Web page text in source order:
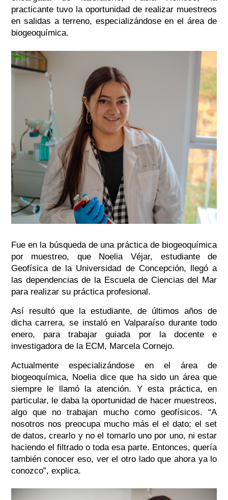
practicante tuvo la oportunidad de realizar muestreos
en salidas a terreno, especializándose en el área de
biogeoquímica.
Fue en la búsqueda de una práctica de biogeoquímica
por muestreo, que Noelia Véjar, estudiante de
Geofísica de la Universidad de Concepción, llegó a
las dependencias de la Escuela de Ciencias del Mar
para realizar su práctica profesional.
Así resultó que la estudiante, de últimos años de
dicha carrera, se instaló en Valparaíso durante todo
enero, para trabajar guiada por la docente e
investigadora de la ECM, Marcela Cornejo.
Actualmente especializándose en el área de
biogeoquímica, Noelia dice que ha sido un área que
siempre le llamó la atención. Y esta práctica, en
particular, le daba la oportunidad de hacer muestreos,
algo que no trabajan mucho como geofísicos.“A
nosotros nos preocupa mucho más el el dato; el set
de datos, crearlo y no el tomarlo uno por uno, ni estar
haciendo el filtrado o toda esa parte. Entonces, quería
también conocer eso, ver el otro lado que ahora ya lo
conozco”, explica.